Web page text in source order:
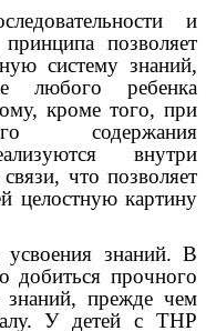
и
позволяет
систему знаний,
любого ребенка
кроме того, при
содержания
внутри
что позволяет
целостную картину
знаний. В
добиться прочного
знаний, прежде чем
У детей с ТНР